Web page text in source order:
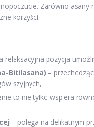
Zarówno
korzyści.
relaksacyjna pozycja
Bitilasana) –
szyjnych,
to nie tylko wspiera
– polega na delikatnym